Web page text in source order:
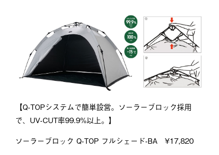
【Q-TOPシステムで簡単設営。ソーラーブロック採用
で、UV-CUT率99.9%以上。】
ソーラーブロック Q-TOP フルシェード-BA ¥17,820